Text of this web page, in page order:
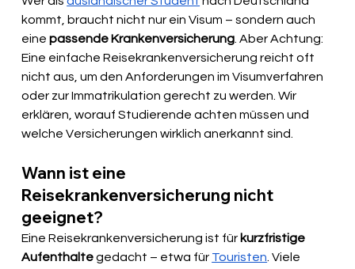
kommt, braucht nicht nur ein Visum – sondern auch
eine passende Krankenversicherung . Aber Achtung:
Eine einfache Reisekrankenversicherung reicht oft
nicht aus, um den Anforderungen im Visumverfahren
oder zur Immatrikulation gerecht zu werden. Wir
erklären, worauf Studierende achten müssen und
welche Versicherungen wirklich anerkannt sind.
Wann ist eine
Reisekrankenversicherung nicht
geeignet?
Eine Reisekrankenversicherung ist für kurzfristige
Aufenthalte gedacht – etwa für Touristen . Viele